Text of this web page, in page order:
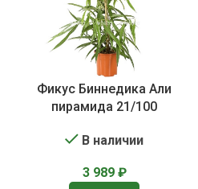
Фикус Биннедика Али
пирамида 21/100
В наличии
3 989 ₽